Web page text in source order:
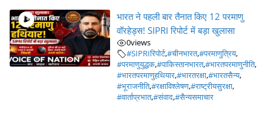
भारत ने पहली बार तैनात किए 12 परमाणु
वॉरहेड्स! SIPRI रिपोर्ट में बड़ा खुलासा
0views
#SIPRIरिपोर्ट,#चीनभारत,#परमाणुत्रिय,
#परमाणुयुद्धक,#पाकिस्तानभारत,#भारतपरमाणुनीति,
#भारतपरमाणुहथियार,#भारतरक्षा,#भारतसैन्य,
#भूराजनीति,#रक्षाविश्लेषण,#राष्ट्रीयसुरक्षा,
#वार्ताप्रभात,#संवाद,#सैन्यसमाचार